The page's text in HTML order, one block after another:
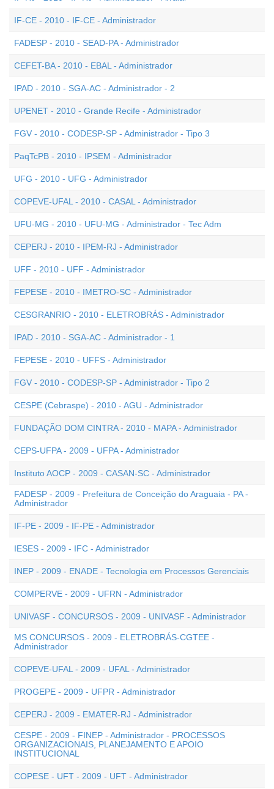
IF-CE - 2010 - IF-CE - Administrador
FADESP - 2010 - SEAD-PA - Administrador
CEFET-BA - 2010 - EBAL - Administrador
IPAD - 2010 - SGA-AC - Administrador - 2
UPENET - 2010 - Grande Recife - Administrador
FGV - 2010 - CODESP-SP - Administrador - Tipo 3
PaqTcPB - 2010 - IPSEM - Administrador
UFG - 2010 - UFG - Administrador
COPEVE-UFAL - 2010 - CASAL - Administrador
UFU-MG - 2010 - UFU-MG - Administrador - Tec Adm
CEPERJ - 2010 - IPEM-RJ - Administrador
UFF - 2010 - UFF - Administrador
FEPESE - 2010 - IMETRO-SC - Administrador
CESGRANRIO - 2010 - ELETROBRÁS - Administrador
IPAD - 2010 - SGA-AC - Administrador - 1
FEPESE - 2010 - UFFS - Administrador
FGV - 2010 - CODESP-SP - Administrador - Tipo 2
CESPE (Cebraspe) - 2010 - AGU - Administrador
FUNDAÇÃO DOM CINTRA - 2010 - MAPA - Administrador
CEPS-UFPA - 2009 - UFPA - Administrador
Instituto AOCP - 2009 - CASAN-SC - Administrador
FADESP - 2009 - Prefeitura de Conceição do Araguaia - PA -
Administrador
IF-PE - 2009 - IF-PE - Administrador
IESES - 2009 - IFC - Administrador
INEP - 2009 - ENADE - Tecnologia em Processos Gerenciais
COMPERVE - 2009 - UFRN - Administrador
UNIVASF - CONCURSOS - 2009 - UNIVASF - Administrador
MS CONCURSOS - 2009 - ELETROBRÁS-CGTEE -
Administrador
COPEVE-UFAL - 2009 - UFAL - Administrador
PROGEPE - 2009 - UFPR - Administrador
CEPERJ - 2009 - EMATER-RJ - Administrador
CESPE - 2009 - FINEP - Administrador - PROCESSOS
ORGANIZACIONAIS, PLANEJAMENTO E APOIO
INSTITUCIONAL
COPESE - UFT - 2009 - UFT - Administrador